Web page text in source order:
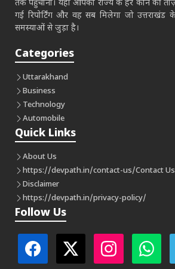
तक पहुँचाना। यहाँ आपको राज्य के हर कोने की
गई रिपोर्टिंग और वह सब मिलेगा जो
समस्याओं से जुड़ा है।
Categories
Uttarakhand
Business
Technology
Automobile
Quick Links
About Us
https://devpath.in/contact-us/Contact Us
Disclaimer
https://devpath.in/privacy-policy/
Follow Us